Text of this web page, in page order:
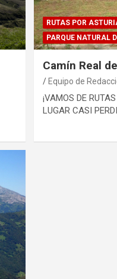
RUTAS POR
PARQUE NATURAL
Camín Real
Equipo de
¡VAMOS DE
LUGAR CASI